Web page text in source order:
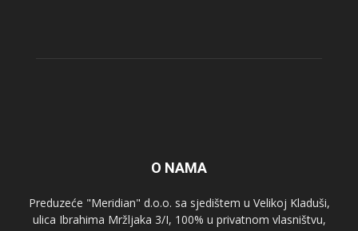
O NAMA
Preduzeće "Meridian" d.o.o. sa sjedištem u Velikoj Kladuši,
ulica Ibrahima Mržljaka 3/I, 100% u privatnom vlasništvu,